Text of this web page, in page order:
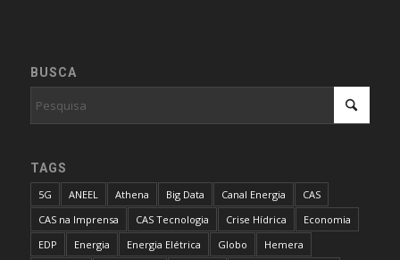
BUSCA
TAGS
5G ANEEL Athena Big Data Canal Energia
CAS
CAS na Imprensa
CAS Tecnologia Crise Hídrica
Economia
EDP
Energia Energia Elétrica Globo
Hemera